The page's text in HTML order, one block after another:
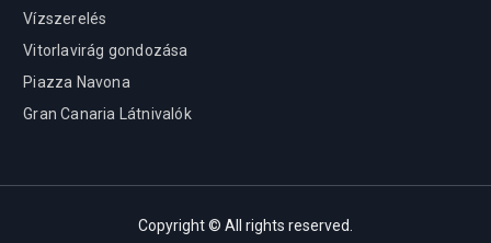
Vízszerelés
Vitorlavirág gondozása
Piazza Navona
Gran Canaria Látnivalók
Copyright © All rights reserved.